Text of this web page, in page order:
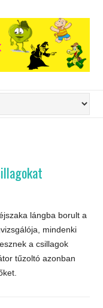
lángba borult a
mindenki
a csillagok
tűzoltó azonban